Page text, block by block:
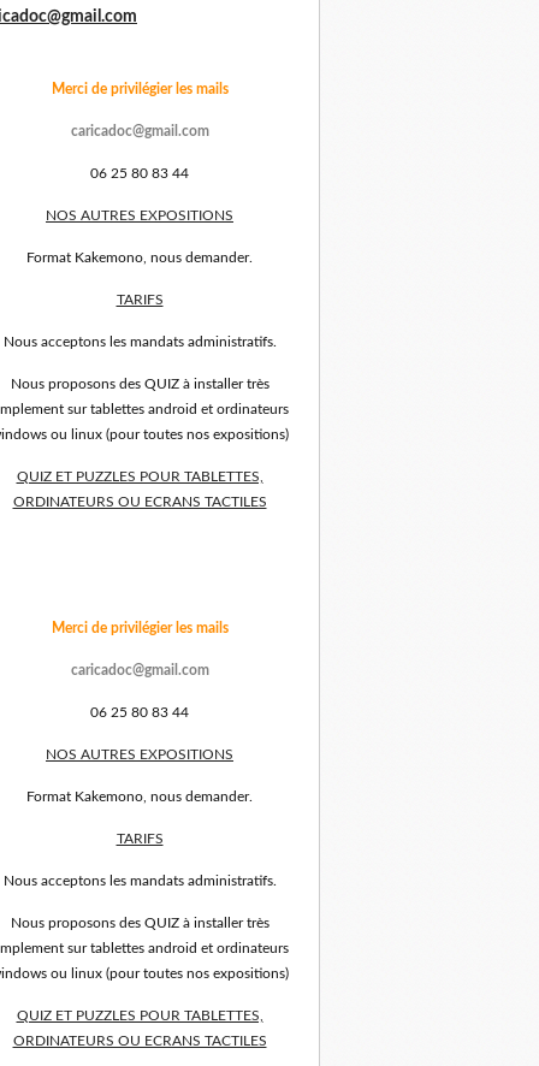
Merci de privilégier les mails
caricadoc@gmail.com
06 25 80 83 44
NOS AUTRES EXPOSITIONS
Format Kakemono, nous demander.
TARIFS
Nous acceptons les mandats administratifs.
Nous proposons des QUIZ à installer très
sur tablettes android et ordinateurs
ou linux (pour toutes nos expositions)
QUIZ ET PUZZLES POUR TABLETTES,
ORDINATEURS OU ECRANS TACTILES
Merci de privilégier les mails
caricadoc@gmail.com
06 25 80 83 44
NOS AUTRES EXPOSITIONS
Format Kakemono, nous demander.
TARIFS
Nous acceptons les mandats administratifs.
Nous proposons des QUIZ à installer très
sur tablettes android et ordinateurs
ou linux (pour toutes nos expositions)
QUIZ ET PUZZLES POUR TABLETTES,
ORDINATEURS OU ECRANS TACTILES